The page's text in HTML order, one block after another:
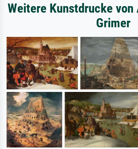
Weitere Kunstdrucke von
Grimer